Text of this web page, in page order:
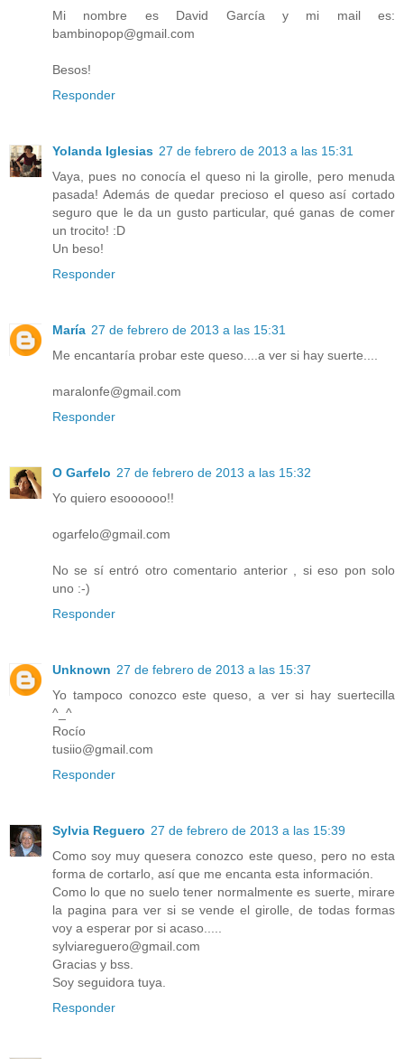
Mi nombre es David García y mi mail es:
bambinopop@gmail.com
Besos!
Responder
Yolanda Iglesias 27 de febrero de 2013 a las 15:31
Vaya, pues no conocía el queso ni la girolle, pero menuda
pasada! Además de quedar precioso el queso así cortado
seguro que le da un gusto particular, qué ganas de comer
un trocito! :D
Un beso!
Responder
María 27 de febrero de 2013 a las 15:31
Me encantaría probar este queso....a ver si hay suerte....
maralonfe@gmail.com
Responder
O Garfelo 27 de febrero de 2013 a las 15:32
Yo quiero esoooooo!!
ogarfelo@gmail.com
No se sí entró otro comentario anterior , si eso pon solo
uno :-)
Responder
Unknown 27 de febrero de 2013 a las 15:37
Yo tampoco conozco este queso, a ver si hay suertecilla
^_^
Rocío
tusiio@gmail.com
Responder
Sylvia Reguero 27 de febrero de 2013 a las 15:39
Como soy muy quesera conozco este queso, pero no esta
forma de cortarlo, así que me encanta esta información.
Como lo que no suelo tener normalmente es suerte, mirare
la pagina para ver si se vende el girolle, de todas formas
voy a esperar por si acaso.....
sylviareguero@gmail.com
Gracias y bss.
Soy seguidora tuya.
Responder